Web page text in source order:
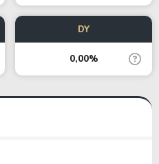
DY
0,00%